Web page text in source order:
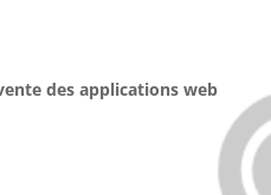
des applications web